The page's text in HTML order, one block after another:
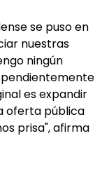
se puso en
nuestras
ningún
es expandir
oferta pública
prisa", afirma